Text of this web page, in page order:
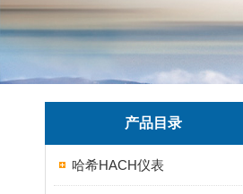
产品目录
哈希HACH仪表